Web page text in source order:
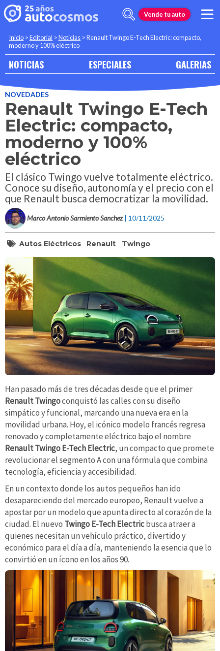
Vende tu auto
Inicio >Editorial >Noticias >Renault Twingo E-Tech Electric: compacto,
moderno y 100% eléctrico
NOTICIAS ESPECIALES GALERIAS
NOVEDADES
Renault Twingo E-Tech
Electric: compacto,
moderno y 100%
eléctrico
El clásico Twingo vuelve totalmente eléctrico.
Conoce su diseño, autonomía y el precio con el
que Renault busca democratizar la movilidad.
Marco Antonio Sarmiento Sanchez | 10/11/2025
Autos Eléctricos Renault Twingo
Han pasado más de tres décadas desde que el primer
Renault Twingoconquistó las calles con su diseño
simpático y funcional, marcando una nueva era en la
movilidad urbana. Hoy, el icónico modelo francés regresa
renovado y completamente eléctrico bajo el nombre
Renault Twingo E-Tech Electric, un compacto que promete
revolucionar el segmento A con una fórmula que combina
tecnología, eficiencia y accesibilidad.
En un contexto donde los autos pequeños han ido
desapareciendo del mercado europeo, Renault vuelve a
apostar por un modelo que apunta directo al corazón de la
ciudad. El nuevo Twingo E-Tech Electricbusca atraer a
quienes necesitan un vehículo práctico, divertido y
económico para el día a día, manteniendo la esencia que lo
convirtió en un ícono en los años 90.